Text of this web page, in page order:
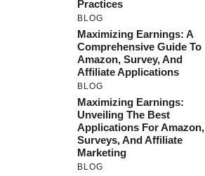
Practices
BLOG
Maximizing Earnings: A
Comprehensive Guide To
Amazon, Survey, And
Affiliate Applications
BLOG
Maximizing Earnings:
Unveiling The Best
Applications For Amazon,
Surveys, And Affiliate
Marketing
BLOG